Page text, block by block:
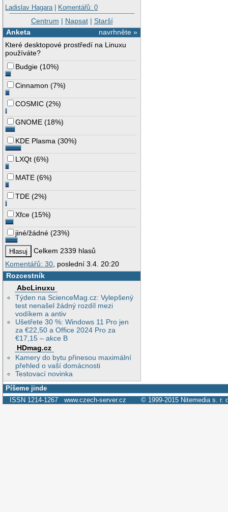
Ladislav Hagara| Komentářů: 0
Centrum | Napsat| Starší
navrhněte »
Anketa
Které desktopové prostředí na Linuxu
používáte?
Budgie (10%)
Cinnamon (7%)
COSMIC (2%)
GNOME (18%)
KDE Plasma (30%)
LXQt (6%)
MATE (6%)
TDE (2%)
Xfce (15%)
jiné/žádné (23%)
Celkem 2339 hlasů
Komentářů: 30 , poslední 3.4. 20:20
Rozcestník
AbcLinuxu
Týden na ScienceMag.cz: Vylepšený
test nenašel žádný rozdíl mezi
vodíkem a antiv
Ušetřete 30 %: Windows 11 Pro jen
za €22,50 a Office 2024 Pro za
€17,15 – akce B
HDmag.cz
Kamery do bytu přinesou maximální
přehled o vaší domácnosti
Testovací novinka
Píšeme jinde
ISSN 1214-1267 www.czech-server.cz © 1999-2015 Nitemedia s. r.